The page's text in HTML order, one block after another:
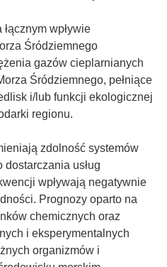
wpływie
Śródziemnego
gazów cieplarnianych
Śródziemnego, pełniące
i/lub funkcji ekologicznej
regionu.
zdolność systemów
usług
wpływają negatywnie
Prognozy oparto na
chemicznych oraz
i eksperymentalnych
organizmów i